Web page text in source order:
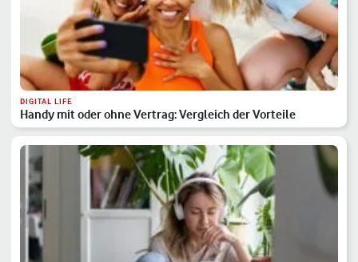
DIGITAL LIFE
Handy mit oder ohne Vertrag: Vergleich der Vorteile